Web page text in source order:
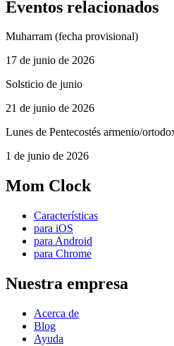
Eventos relacionados
Muharram (fecha provisional)
17 de junio de 2026
Solsticio de junio
21 de junio de 2026
Lunes de Pentecostés armenio/
1 de junio de 2026
Mom Clock
Características
para iOS
para Android
para Chrome
Nuestra empresa
Acerca de
Blog
Ayuda